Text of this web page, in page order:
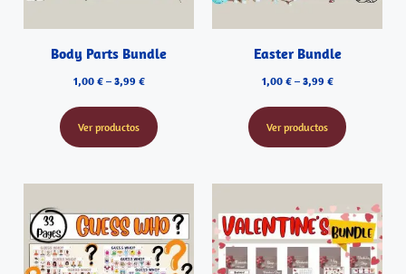
Body Parts Bundle
1,00 €– 3,99 €
Ver productos
Easter Bundle
1,00 €– 3,99 €
Ver productos